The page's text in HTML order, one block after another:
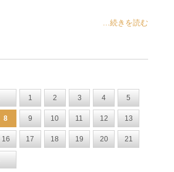
...続きを読む
1 2 3 4 5
8 9 10 11 12 13
16 17 18 19 20 21